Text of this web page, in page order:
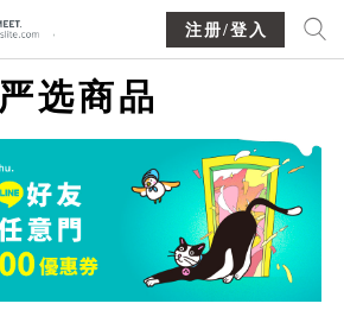
注册/登入
严选商品